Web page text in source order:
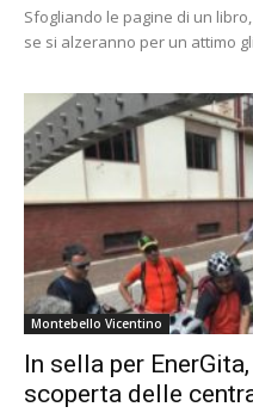
Sfogliando le pagine di un
se si alzeranno per un attimo
Montebello Vicentino
In sella per
scoperta delle